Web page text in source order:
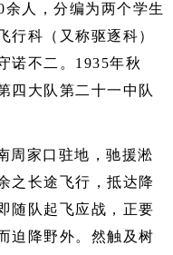
人，分编为两个学生
行科（又称驱逐科）
诺不二。1935年秋
四大队第二十一中队
周家口驻地，驰援淞
之长途飞行，抵达降
随队起飞应战，正要
迫降野外。然触及树